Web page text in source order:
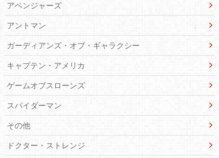
アベンジャーズ
アントマン
ガーディアンズ・オブ・ギャラクシー
キャプテン・アメリカ
ゲームオブスローンズ
スパイダーマン
その他
ドクター・ストレンジ